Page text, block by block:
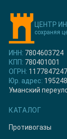
ЦЕНТР
сохраняя
ИНН: 7804603724
КПП: 780401001
ОГРН:
Юр. адрес:
Уманский
КАТАЛОГ
Противогазы